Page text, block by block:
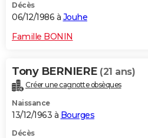
Décès
06/12/1986 à Jouhe
Famille BONIN
Tony BERNIERE (21 ans)
Créer une cagnotte obsèques
Naissance
13/12/1963 à Bourges
Décès